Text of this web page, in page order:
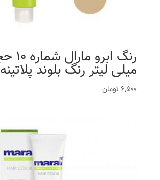
میلی لیتر رنگ بلوند پلاتینه
6,500 تومان